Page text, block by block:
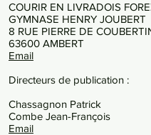
COURIR EN LIVRADOIS
GYMNASE HENRY JOUBERT
8 RUE PIERRE DE
63600 AMBERT
Email
Directeurs de publication :
Chassagnon Patrick
Combe Jean-François
Email